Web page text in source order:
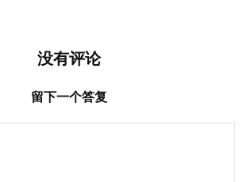
没有评论
留下一个答复